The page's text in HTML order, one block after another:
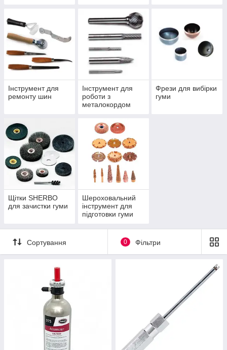
Інструмент для
ремонту шин
Інструмент для
роботи з
металокордом
Фрези для вибірки
гуми
Щітки SHERBO
для зачистки гуми
Шероховальний
інструмент для
підготовки гуми
Сортування 0 Фільтри